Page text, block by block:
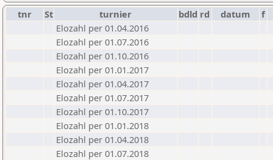
tnr St turnier bdld rd datum
f
Elozahl per 01.04.2016
Elozahl per 01.07.2016
Elozahl per 01.10.2016
Elozahl per 01.01.2017
Elozahl per 01.04.2017
Elozahl per 01.07.2017
Elozahl per 01.10.2017
Elozahl per 01.01.2018
Elozahl per 01.04.2018
Elozahl per 01.07.2018